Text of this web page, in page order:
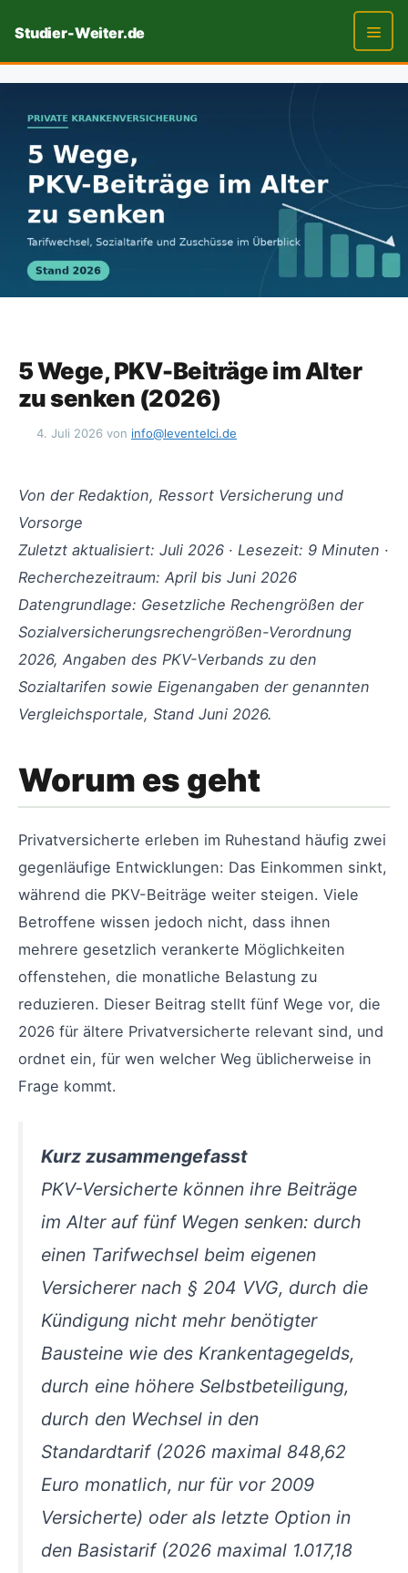
Inhalt
Studier-Weiter.de
Menü
5 Wege, PKV-Beiträge im Alter
zu senken (2026)
4. Juli 2026 von info@leventelci.de
Von der Redaktion, Ressort Versicherung und
Vorsorge
Zuletzt aktualisiert: Juli 2026 · Lesezeit: 9 Minuten ·
Recherchezeitraum: April bis Juni 2026
Datengrundlage: Gesetzliche Rechengrößen der
Sozialversicherungsrechengrößen-Verordnung
2026, Angaben des PKV-Verbands zu den
Sozialtarifen sowie Eigenangaben der genannten
Vergleichsportale, Stand Juni 2026.
Worum es geht
Privatversicherte erleben im Ruhestand häufig zwei
gegenläufige Entwicklungen: Das Einkommen sinkt,
während die PKV-Beiträge weiter steigen. Viele
Betroffene wissen jedoch nicht, dass ihnen
mehrere gesetzlich verankerte Möglichkeiten
offenstehen, die monatliche Belastung zu
reduzieren. Dieser Beitrag stellt fünf Wege vor, die
2026 für ältere Privatversicherte relevant sind, und
ordnet ein, für wen welcher Weg üblicherweise in
Frage kommt.
Kurz zusammengefasst
PKV-Versicherte können ihre Beiträge
im Alter auf fünf Wegen senken: durch
einen Tarifwechsel beim eigenen
Versicherer nach § 204 VVG, durch die
Kündigung nicht mehr benötigter
Bausteine wie des Krankentagegelds,
durch eine höhere Selbstbeteiligung,
durch den Wechsel in den
Standardtarif (2026 maximal 848,62
Euro monatlich, nur für vor 2009
Versicherte) oder als letzte Option in
den Basistarif (2026 maximal 1.017,18